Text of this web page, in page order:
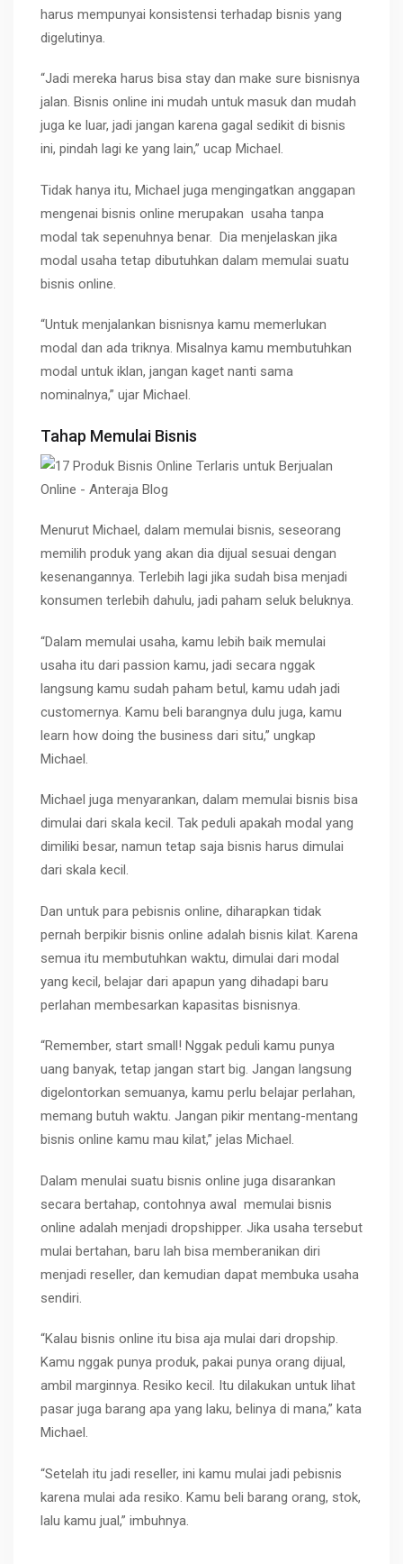
harus mempunyai konsistensi terhadap bisnis yang
digelutinya.
“Jadi mereka harus bisa stay dan make sure bisnisnya
jalan. Bisnis online ini mudah untuk masuk dan mudah
juga ke luar, jadi jangan karena gagal sedikit di bisnis
ini, pindah lagi ke yang lain,” ucap Michael.
Tidak hanya itu, Michael juga mengingatkan anggapan
mengenai bisnis online merupakan usaha tanpa
modal tak sepenuhnya benar. Dia menjelaskan jika
modal usaha tetap dibutuhkan dalam memulai suatu
bisnis online.
“Untuk menjalankan bisnisnya kamu memerlukan
modal dan ada triknya. Misalnya kamu membutuhkan
modal untuk iklan, jangan kaget nanti sama
nominalnya,” ujar Michael.
Tahap Memulai Bisnis
Menurut Michael, dalam memulai bisnis, seseorang
memilih produk yang akan dia dijual sesuai dengan
kesenangannya. Terlebih lagi jika sudah bisa menjadi
konsumen terlebih dahulu, jadi paham seluk beluknya.
“Dalam memulai usaha, kamu lebih baik memulai
usaha itu dari passion kamu, jadi secara nggak
langsung kamu sudah paham betul, kamu udah jadi
customernya. Kamu beli barangnya dulu juga, kamu
learn how doing the business dari situ,” ungkap
Michael.
Michael juga menyarankan, dalam memulai bisnis bisa
dimulai dari skala kecil. Tak peduli apakah modal yang
dimiliki besar, namun tetap saja bisnis harus dimulai
dari skala kecil.
Dan untuk para pebisnis online, diharapkan tidak
pernah berpikir bisnis online adalah bisnis kilat. Karena
semua itu membutuhkan waktu, dimulai dari modal
yang kecil, belajar dari apapun yang dihadapi baru
perlahan membesarkan kapasitas bisnisnya.
“Remember, start small! Nggak peduli kamu punya
uang banyak, tetap jangan start big. Jangan langsung
digelontorkan semuanya, kamu perlu belajar perlahan,
memang butuh waktu. Jangan pikir mentang-mentang
bisnis online kamu mau kilat,” jelas Michael.
Dalam menulai suatu bisnis online juga disarankan
secara bertahap, contohnya awal memulai bisnis
online adalah menjadi dropshipper. Jika usaha tersebut
mulai bertahan, baru lah bisa memberanikan diri
menjadi reseller, dan kemudian dapat membuka usaha
sendiri.
“Kalau bisnis online itu bisa aja mulai dari dropship.
Kamu nggak punya produk, pakai punya orang dijual,
ambil marginnya. Resiko kecil. Itu dilakukan untuk lihat
pasar juga barang apa yang laku, belinya di mana,” kata
Michael.
“Setelah itu jadi reseller, ini kamu mulai jadi pebisnis
karena mulai ada resiko. Kamu beli barang orang, stok,
lalu kamu jual,” imbuhnya.